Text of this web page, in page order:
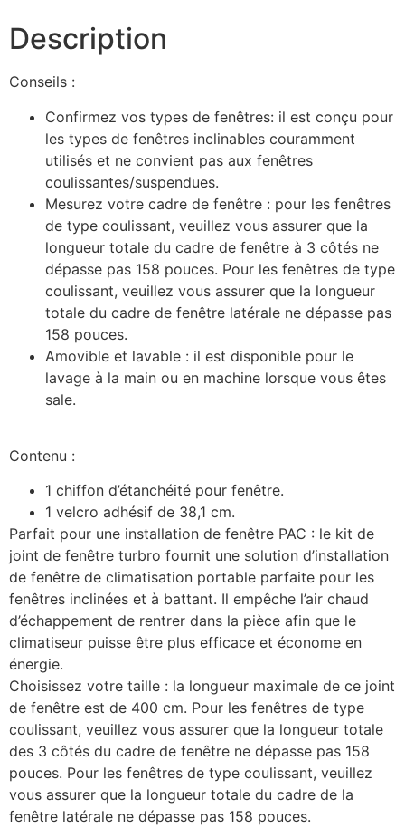
Description
Conseils :
Confirmez vos types de fenêtres: il est conçu pour
les types de fenêtres inclinables couramment
utilisés et ne convient pas aux fenêtres
coulissantes/suspendues.
Mesurez votre cadre de fenêtre : pour les fenêtres
de type coulissant, veuillez vous assurer que la
longueur totale du cadre de fenêtre à 3 côtés ne
dépasse pas 158 pouces. Pour les fenêtres de type
coulissant, veuillez vous assurer que la longueur
totale du cadre de fenêtre latérale ne dépasse pas
158 pouces.
Amovible et lavable : il est disponible pour le
lavage à la main ou en machine lorsque vous êtes
sale.
Contenu :
1 chiffon d’étanchéité pour fenêtre.
1 velcro adhésif de 38,1 cm.
Parfait pour une installation de fenêtre PAC : le kit de
joint de fenêtre turbro fournit une solution d’installation
de fenêtre de climatisation portable parfaite pour les
fenêtres inclinées et à battant. Il empêche l’air chaud
d’échappement de rentrer dans la pièce afin que le
climatiseur puisse être plus efficace et économe en
énergie.
Choisissez votre taille : la longueur maximale de ce joint
de fenêtre est de 400 cm. Pour les fenêtres de type
coulissant, veuillez vous assurer que la longueur totale
des 3 côtés du cadre de fenêtre ne dépasse pas 158
pouces. Pour les fenêtres de type coulissant, veuillez
vous assurer que la longueur totale du cadre de la
fenêtre latérale ne dépasse pas 158 pouces.